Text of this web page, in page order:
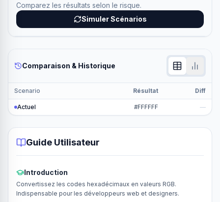
Comparez les résultats selon le risque.
Simuler Scénarios
Comparaison & Historique
Scenario Résultat Diff
Actuel #FFFFFF —
Guide Utilisateur
Introduction
Convertissez les codes hexadécimaux en valeurs RGB.
Indispensable pour les développeurs web et designers.